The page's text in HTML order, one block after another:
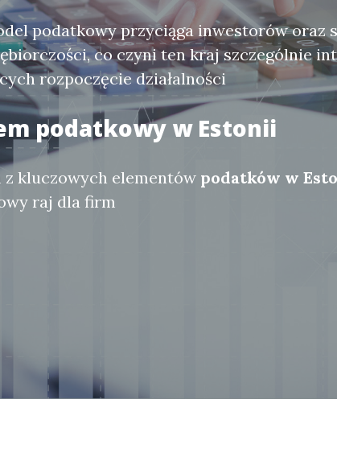
podatkowy przyciąga inwestorów oraz
co czyni ten kraj szczególnie
rozpoczęcie działalności
podatkowy w Estonii
z kluczowych elementów podatków w
raj dla firm